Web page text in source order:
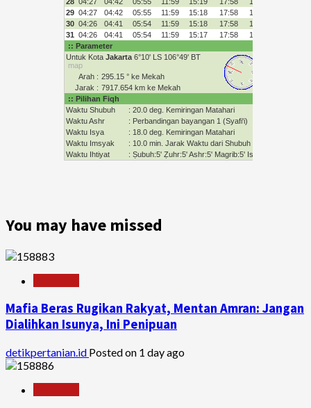
You may have missed
Mafia Beras Rugikan Rakyat, Mentan Amran: Jangan
Dialihkan Isunya, Ini Penipuan
detikpertanian.id Posted on 1 day ago